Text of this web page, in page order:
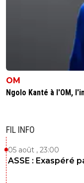
OM
Ngolo Kanté à l'OM,
FIL INFO
05 août , 23:00
ASSE : Exaspéré